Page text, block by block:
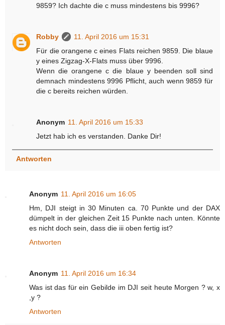
9859? Ich dachte die c muss mindestens bis 9996?
Robby
11. April 2016 um 15:31
Für die orangene c eines Flats reichen 9859. Die blaue
y eines Zigzag-X-Flats muss über 9996.
Wenn die orangene c die blaue y beenden soll sind
demnach mindestens 9996 Pflicht, auch wenn 9859 für
die c bereits reichen würden.
Anonym 11. April 2016 um 15:33
Jetzt hab ich es verstanden. Danke Dir!
Antworten
Anonym 11. April 2016 um 16:05
Hm, DJI steigt in 30 Minuten ca. 70 Punkte und der DAX
dümpelt in der gleichen Zeit 15 Punkte nach unten. Könnte
es nicht doch sein, dass die iii oben fertig ist?
Antworten
Anonym 11. April 2016 um 16:34
Was ist das für ein Gebilde im DJI seit heute Morgen ? w, x
,y ?
Antworten